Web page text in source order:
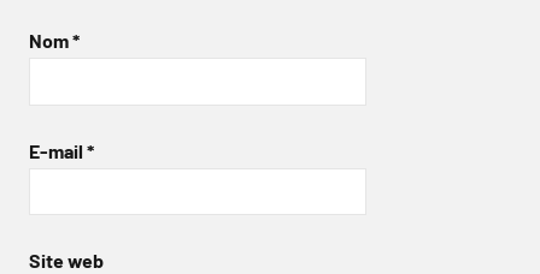
Nom*
E-mail *
Site web